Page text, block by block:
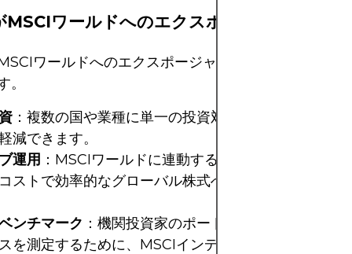
MSCIワールドへのエクスポージャーを選ぶ
ワールドへのエクスポージャーを利用する主な理
。
：複数の国や業種に単一の投資対象で投資すること
減できます。
運用 ：MSCIワールドに連動するインデックスファン
ストで効率的なグローバル株式へのエクスポージャ
ンチマーク ：機関投資家のポートフォリオは、相対
を測定するために、MSCIインデックスをベンチマー